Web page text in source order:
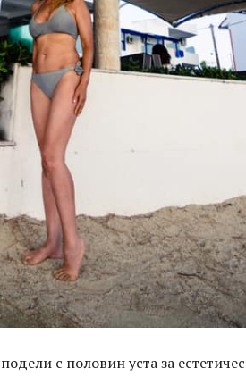
с половин уста за